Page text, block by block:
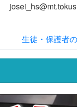
生徒・保護者